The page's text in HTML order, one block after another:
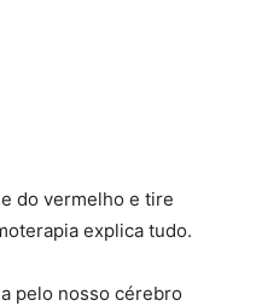
do vermelho e tire
explica tudo.
pelo nosso cérebro